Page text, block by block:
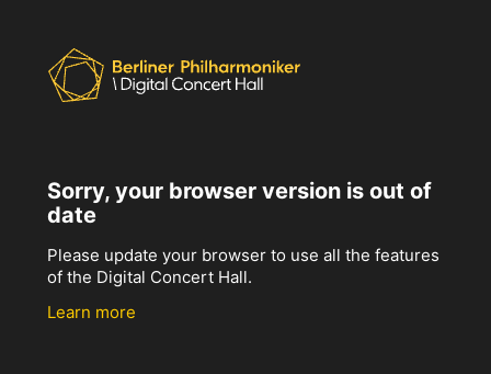
Sorry, your browser version is out of
date
Please update your browser to use all the features
of the Digital Concert Hall.
Learn more